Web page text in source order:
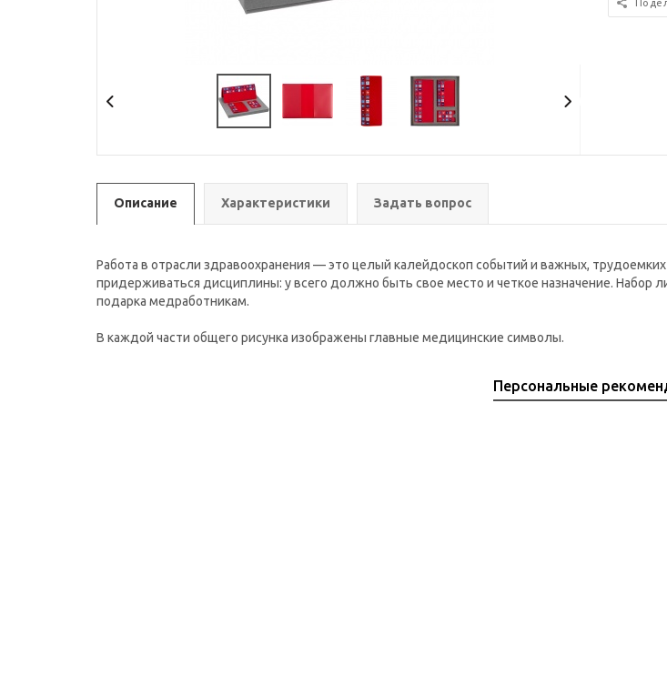
Описание Характеристики Задать вопрос
Работа в отрасли здравоохранения — это целый калейдоскоп событий и важных,
придерживаться дисциплины: у всего должно быть свое место и четкое назначение. Набор
подарка медработникам.
В каждой части общего рисунка изображены главные медицинские символы.
Персональные